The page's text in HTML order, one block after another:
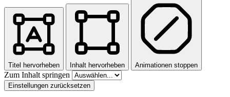
Titel hervorheben Inhalt hervorheben Animationen stoppen
Zum Inhalt springen
Einstellungen zurücksetzen